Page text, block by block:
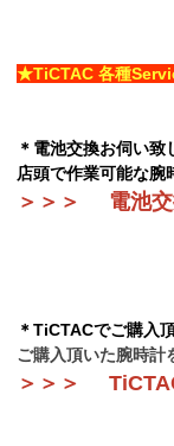
★TiCTAC 各種
＊電池交換お伺い致
店頭で作業可能な腕
＞ ＞ ＞ 電池
＊TiCTACでご購入
ご購入頂いた腕時計
＞ ＞ ＞